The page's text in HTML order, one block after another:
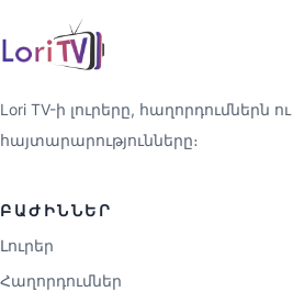
Lori TV-ի լուրերը, հաղորդումներն ու
հայտարարությունները։
ԲԱԺԻՆՆԵՐ
Լուրեր
Հաղորդումներ